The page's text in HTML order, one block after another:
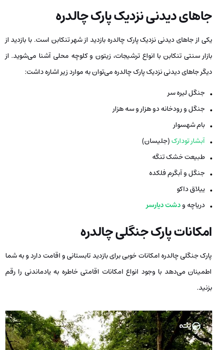
جاهای دیدنی نزدیک پارک چالدره
یکی از جاهای دیدنی نزدیک پارک چالدره بازدید از شهر تنکابن است. با بازدید از
بازار سنتی تنکابن با انواع ترشیجات، زیتون و کلوچه محلی آشنا می‌شوید. از
دیگر جاهای دیدنی نزدیک پارک چالدره می‌توان به موارد زیر اشاره داشت:
جنگل لیره سر
جنگل و رودخانه دو هزار و سه هزار
بام شهسوار
آبشار تودارک(جلیسان)
طبیعت خشک تنگه
جنگل و آبگرم فلکده
ییلاق داکو
دریاچه ودشت دیارسر
امکانات پارک جنگلی چالدره
پارک جنگلی چالدره امکانات خوبی برای بازدید تابستانی و اقامت دارد و به شما
اطمینان می‌دهد با وجود انواع امکانات اقامتی خاطره به یادماندنی را رقم
بزنید.